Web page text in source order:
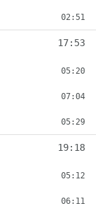
02:51
17:53
05:20
07:04
05:29
19:18
05:12
06:11